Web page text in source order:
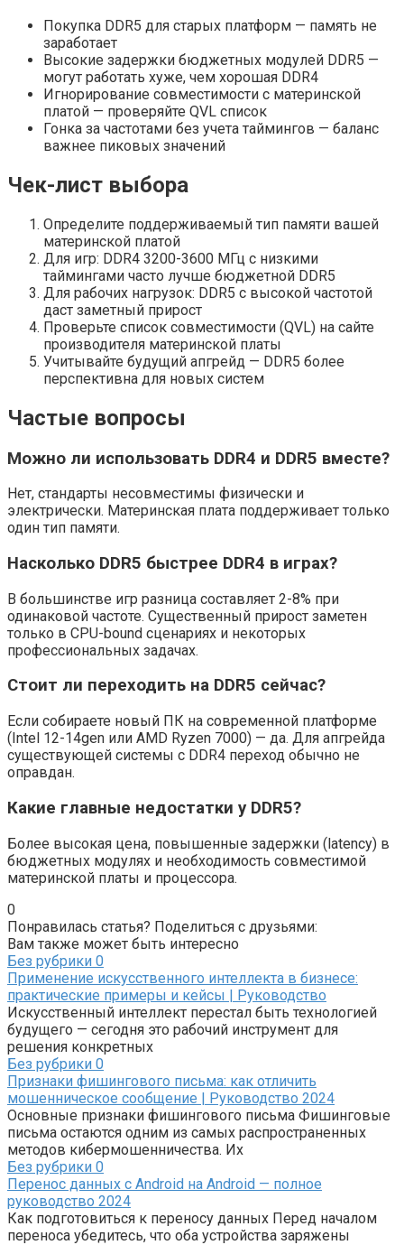
Покупка DDR5 для старых платформ — память не
заработает
Высокие задержки бюджетных модулей DDR5 —
могут работать хуже, чем хорошая DDR4
Игнорирование совместимости с материнской
платой — проверяйте QVL список
Гонка за частотами без учета таймингов — баланс
важнее пиковых значений
Чек-лист выбора
Определите поддерживаемый тип памяти вашей
материнской платой
Для игр: DDR4 3200-3600 МГц с низкими
таймингами часто лучше бюджетной DDR5
Для рабочих нагрузок: DDR5 с высокой частотой
даст заметный прирост
Проверьте список совместимости (QVL) на сайте
производителя материнской платы
Учитывайте будущий апгрейд — DDR5 более
перспективна для новых систем
Частые вопросы
Можно ли использовать DDR4 и DDR5 вместе?
Нет, стандарты несовместимы физически и
электрически. Материнская плата поддерживает только
один тип памяти.
Насколько DDR5 быстрее DDR4 в играх?
В большинстве игр разница составляет 2-8% при
одинаковой частоте. Существенный прирост заметен
только в CPU-bound сценариях и некоторых
профессиональных задачах.
Стоит ли переходить на DDR5 сейчас?
Если собираете новый ПК на современной платформе
(Intel 12-14gen или AMD Ryzen 7000) — да. Для апгрейда
существующей системы с DDR4 переход обычно не
оправдан.
Какие главные недостатки у DDR5?
Более высокая цена, повышенные задержки (latency) в
бюджетных модулях и необходимость совместимой
материнской платы и процессора.
0
Понравилась статья? Поделиться с друзьями:
Вам также может быть интересно
Без рубрики 0
Применение искусственного интеллекта в бизнесе:
практические примеры и кейсы | Руководство
Искусственный интеллект перестал быть технологией
будущего — сегодня это рабочий инструмент для
решения конкретных
Без рубрики 0
Признаки фишингового письма: как отличить
мошенническое сообщение | Руководство 2024
Основные признаки фишингового письма Фишинговые
письма остаются одним из самых распространенных
методов кибермошенничества. Их
Без рубрики 0
Перенос данных с Android на Android — полное
руководство 2024
Как подготовиться к переносу данных Перед началом
переноса убедитесь, что оба устройства заряжены